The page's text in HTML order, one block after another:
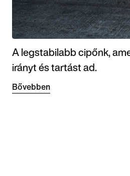
A legstabilabb cipőnk,
irányt és tartást ad.
Bővebben